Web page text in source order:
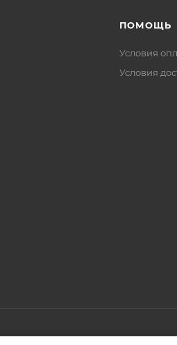
ПОМОЩЬ
Условия
Условия